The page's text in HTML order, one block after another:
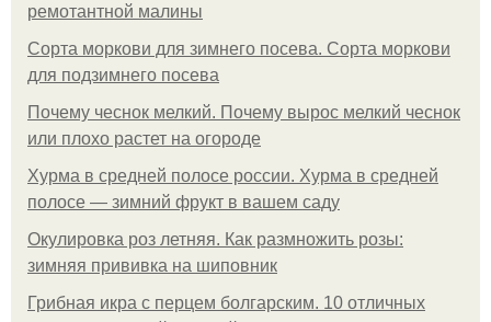
ремотантной малины
Сорта моркови для зимнего посева. Сорта моркови
для подзимнего посева
Почему чеснок мелкий. Почему вырос мелкий чеснок
или плохо растет на огороде
Хурма в средней полосе россии. Хурма в средней
полосе — зимний фрукт в вашем саду
Окулировка роз летняя. Как размножить розы:
зимняя прививка на шиповник
Грибная икра с перцем болгарским. 10 отличных